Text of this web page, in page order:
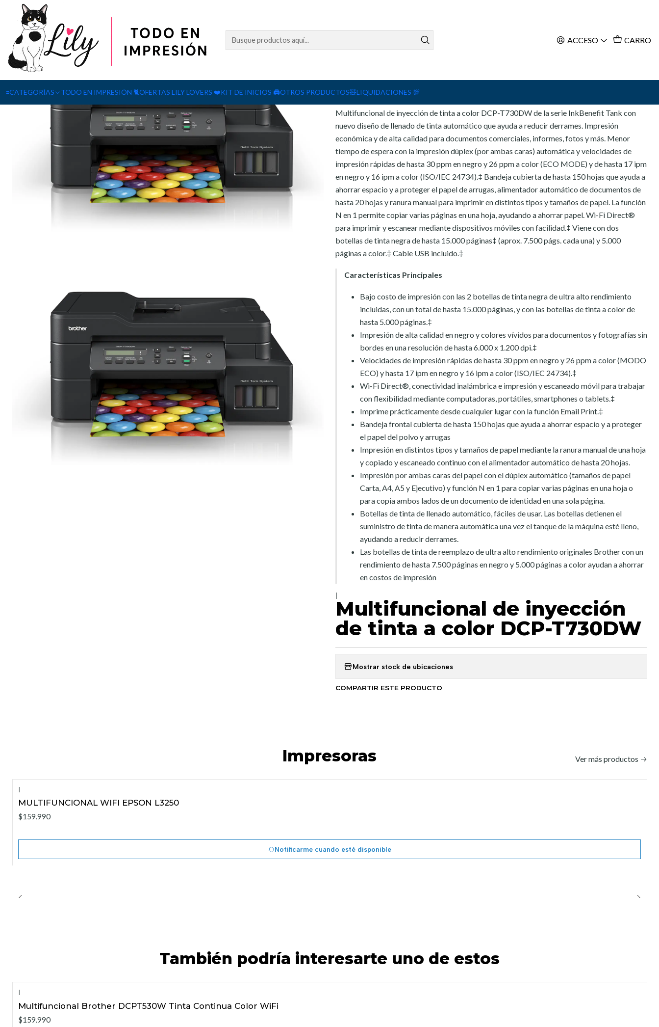
ACCESO CARRO
🟰CATEGORÍAS TODO EN IMPRESIÓN 🐈OFERTAS LILY LOVERS ❤️KIT DE INICIOS 🖨️OTROS PRODUCTOS🧸LIQUIDACIONES 💯
Inicio EQUIPOS & IMPRESORAS
Agregar al Carro
ACERCA DEL PRODUCTO
Multifuncional de inyección de tinta a color DCP-T730DW de la serie InkBenefit Tank con
nuevo diseño de llenado de tinta automático que ayuda a reducir derrames. Impresión
económica y de alta calidad para documentos comerciales, informes, fotos y más. Menor
tiempo de espera con la impresión dúplex (por ambas caras) automática y velocidades de
impresión rápidas de hasta 30 ppm en negro y 26 ppm a color (ECO MODE) y de hasta 17 ipm
en negro y 16 ipm a color (ISO/IEC 24734).‡ Bandeja cubierta de hasta 150 hojas que ayuda a
ahorrar espacio y a proteger el papel de arrugas, alimentador automático de documentos de
hasta 20 hojas y ranura manual para imprimir en distintos tipos y tamaños de papel. La función
N en 1 permite copiar varias páginas en una hoja, ayudando a ahorrar papel. Wi-Fi Direct®
para imprimir y escanear mediante dispositivos móviles con facilidad.‡ Viene con dos
botellas de tinta negra de hasta 15.000 páginas‡ (aprox. 7.500 págs. cada una) y 5.000
páginas a color.‡ Cable USB incluido.‡
Características Principales
Bajo costo de impresión con las 2 botellas de tinta negra de ultra alto rendimiento
incluidas, con un total de hasta 15.000 páginas, y con las botellas de tinta a color de
hasta 5.000 páginas.‡
Impresión de alta calidad en negro y colores vívidos para documentos y fotografías sin
bordes en una resolución de hasta 6.000 x 1.200 dpi.‡
Velocidades de impresión rápidas de hasta 30 ppm en negro y 26 ppm a color (MODO
ECO) y hasta 17 ipm en negro y 16 ipm a color (ISO/IEC 24734).‡
Wi-Fi Direct®, conectividad inalámbrica e impresión y escaneado móvil para trabajar
con flexibilidad mediante computadoras, portátiles, smartphones o tablets.‡
Imprime prácticamente desde cualquier lugar con la función Email Print.‡
Bandeja frontal cubierta de hasta 150 hojas que ayuda a ahorrar espacio y a proteger
el papel del polvo y arrugas
Impresión en distintos tipos y tamaños de papel mediante la ranura manual de una hoja
y copiado y escaneado continuo con el alimentador automático de hasta 20 hojas.
Impresión por ambas caras del papel con el dúplex automático (tamaños de papel
Carta, A4, A5 y Ejecutivo) y función N en 1 para copiar varias páginas en una hoja o
para copia ambos lados de un documento de identidad en una sola página.
Botellas de tinta de llenado automático, fáciles de usar. Las botellas detienen el
suministro de tinta de manera automática una vez el tanque de la máquina esté lleno,
ayudando a reducir derrames.
Las botellas de tinta de reemplazo de ultra alto rendimiento originales Brother con un
rendimiento de hasta 7.500 páginas en negro y 5.000 páginas a color ayudan a ahorrar
en costos de impresión
Multifuncional de inyección
de tinta a color DCP-T730DW
Mostrar stock de ubicaciones
COMPARTIR ESTE PRODUCTO
Impresoras Ver más productos
Agotado
|
MULTIFUNCIONAL WIFI EPSON L3250
$159.990
Notificarme cuando esté disponible
También podría interesarte uno de estos
|
Multifuncional Brother DCPT530W Tinta Continua Color WiFi
$159.990